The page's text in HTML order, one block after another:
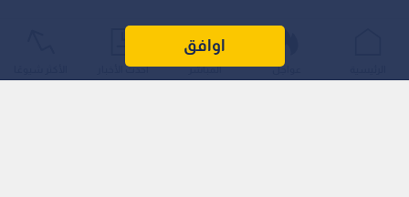
اوافق
عواجل المباشر أحدث الأخبار